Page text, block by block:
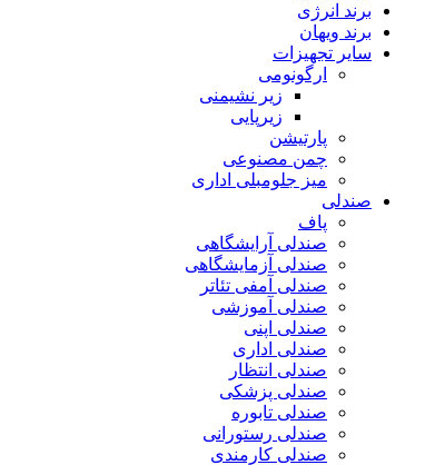
برند انرژی
برند ویهان
سایر تجهیزات
ارگونومی
زیر نشیمنی
زیرپایی
پارتیشن
چمن مصنوعی
میز جلومبلی اداری
صندلی
پاف
صندلی آرایشگاهی
صندلی آزمایشگاهی
صندلی آمفی تئاتر
صندلی آموزشی
صندلی اپنی
صندلی اداری
صندلی انتظار
صندلی پزشکی
صندلی تابوره
صندلی رستورانی
صندلی کارمندی